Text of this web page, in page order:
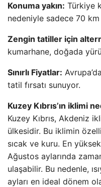
Konuma yakın: Türkiye
nedeniyle sadece 70 km
Zengin tatiller için
kumarhane, doğada
Sınırlı Fiyatlar:
tatil fırsatı sunuyor.
Kuzey Kıbrıs’ın iklimi
Kuzey Kıbrıs, Akdeniz
ülkesidir. Bu iklimin
sıcak ve kuru. En
Ağustos aylarında
ulaşabilir. Bu nedenle,
ayları en ideal dönem